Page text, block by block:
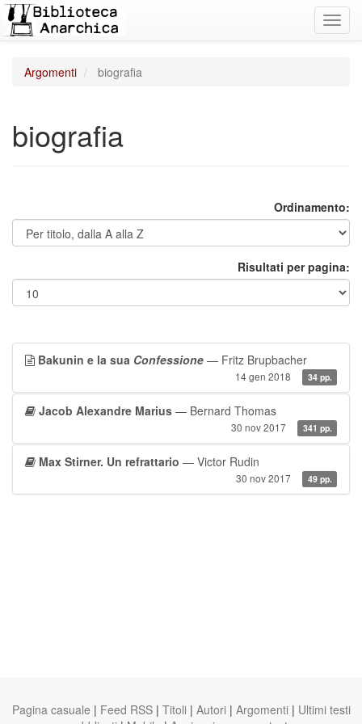
Argomenti biografia
biografia
Ordinamento:
Risultati per pagina:
Bakunin e la sua Confessione — Fritz Brupbacher
14 gen 2018 34 pp.
Jacob Alexandre Marius — Bernard Thomas
30 nov 2017 341 pp.
Max Stirner. Un refrattario — Victor Rudin
30 nov 2017 49 pp.
Pagina casuale | Feed RSS | Titoli | Autori | Argomenti | Ultimi testi